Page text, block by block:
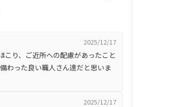
2025/12/17
こり、ご近所への配慮があったこと
わった良い職人さん達だと思いま
2025/12/17